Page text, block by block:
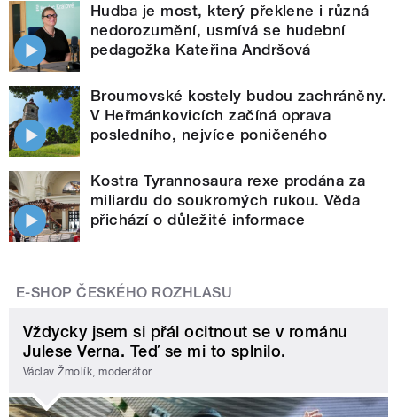
Hudba je most, který překlene i různá
nedorozumění, usmívá se hudební
pedagožka Kateřina Andršová
Broumovské kostely budou zachráněny.
V Heřmánkovicích začíná oprava
posledního, nejvíce poničeného
Kostra Tyrannosaura rexe prodána za
miliardu do soukromých rukou. Věda
přichází o důležité informace
E-SHOP ČESKÉHO ROZHLASU
Vždycky jsem si přál ocitnout se v románu
Julese Verna. Teď se mi to splnilo.
Václav Žmolík, moderátor